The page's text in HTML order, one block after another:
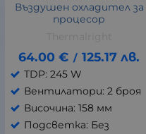
Въздушен охладител за
процесор
64.00 € / 125.17 лв.
TDP: 245 W
Вентилатори: 2 броя
Височина: 158 мм
Подсветка: Без